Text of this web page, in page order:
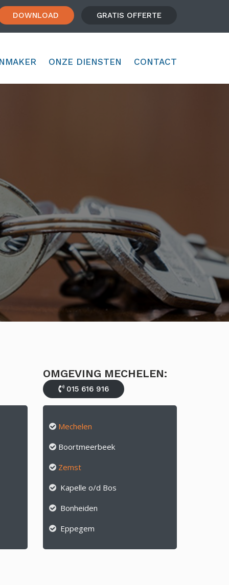
DOWNLOAD GRATIS OFFERTE
ONZE DIENSTEN CONTACT
OMGEVING MECHELEN:
015 616 916
Mechelen
Boortmeerbeek
Zemst
Kapelle o/d Bos
Bonheiden
Eppegem